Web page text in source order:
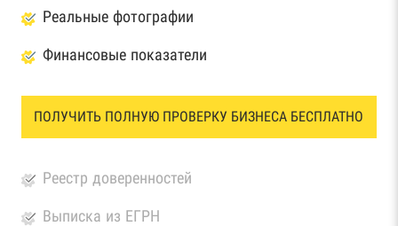
Реальные фотографии
Финансовые показатели
ПОЛУЧИТЬ ПОЛНУЮ ПРОВЕРКУ БИЗНЕСА БЕСПЛАТНО
Реестр доверенностей
Выписка из ЕГРН